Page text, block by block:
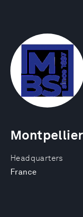
Headquarters
France